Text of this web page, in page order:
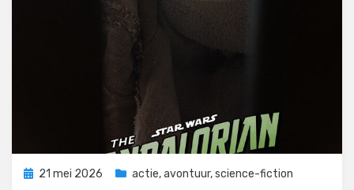
Geplaatst
21 mei 2026 actie,avontuur,science-fiction